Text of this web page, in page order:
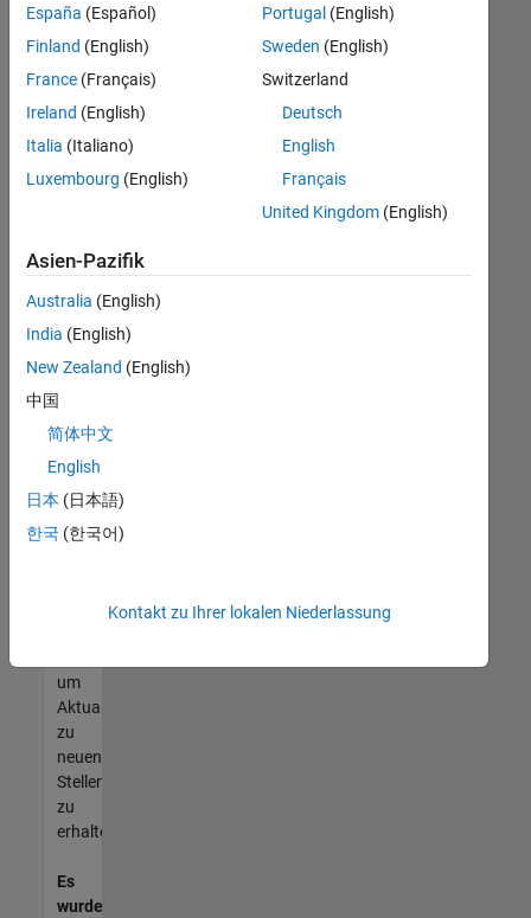
die
Suchkriterien
weiter
fassen
oder
alle
Stellenangebote
anzeigen .
noch
keine
offenen
Stellen
können,
die
Ihren
entsprechen,
werden
unseres
um
Aktualisierungen
zu
neuen
Stellenangeboten
zu
erhalten.
Es
wurden
España (Español)
Finland (English)
France (Français)
Ireland (English)
Italia (Italiano)
Luxembourg (English)
Portugal (English)
Sweden (English)
Switzerland
Deutsch
English
Français
United Kingdom(English)
Asien-Pazifik
Australia (English)
India (English)
New Zealand (English)
中国
简体中文
English
日本 (日本語)
한국 (한국어)
Kontakt zu Ihrer lokalen Niederlassung